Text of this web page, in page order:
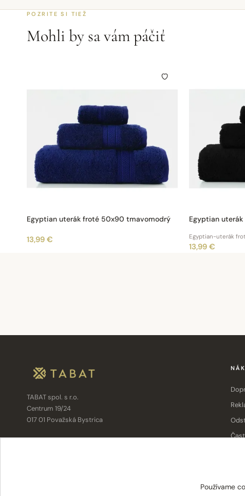
POZRITE SI TIEŽ
Mohli by sa vám páčiť
Egyptian uterák froté 50x90 tmavomodrý
13,99 €
Egyptian
Egyptian-uterák
13,99 €
TABAT spol. s r.o.
Centrum 19/24
017 01 Považská Bystrica
Používame